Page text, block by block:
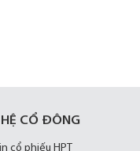
CỔ ĐÔNG
cổ phiếu HPT